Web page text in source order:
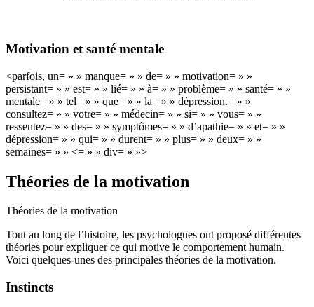
Motivation et santé mentale
<parfois, un= » » manque= » » de= » » motivation= » »
persistant= » » est= » » lié= » » à= » » problème= » » santé= » »
mentale= » » tel= » » que= » » la= » » dépression.= » »
consultez= » » votre= » » médecin= » » si= » » vous= » »
ressentez= » » des= » » symptômes= » » d’apathie= » » et= » »
dépression= » » qui= » » durent= » » plus= » » deux= » »
semaines= » » <= » » div= » »>
Théories de la motivation
Théories de la motivation
Tout au long de l’histoire, les psychologues ont proposé différentes
théories pour expliquer ce qui motive le comportement humain.
Voici quelques-unes des principales théories de la motivation.
Instincts